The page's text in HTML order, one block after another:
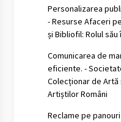
Personalizarea
- Resurse Afaceri pe
și Bibliofil: Rolul
Comunicarea de
eficiente. -
Colecționar de Artă
Artiștilor Români
Reclame pe